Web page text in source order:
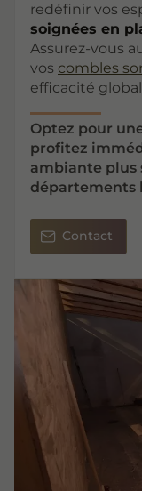
redéfinir vos
soignées en
Assurez-vous
vos combles
efficacité
Optez pour
profitez
ambiante plus
départements
Contact